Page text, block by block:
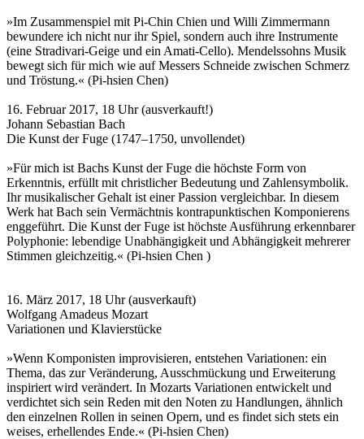
»Im Zusammenspiel mit Pi-Chin Chien und Willi Zimmermann
bewundere ich nicht nur ihr Spiel, sondern auch ihre Instrumente
(eine Stradivari-Geige und ein Amati-Cello). Mendelssohns Musik
bewegt sich für mich wie auf Messers Schneide zwischen Schmerz
und Tröstung.« (Pi-hsien Chen)
16. Februar 2017, 18 Uhr (ausverkauft!)
Johann Sebastian Bach
Die Kunst der Fuge (1747–1750, unvollendet)
»Für mich ist Bachs Kunst der Fuge die höchste Form von
Erkenntnis, erfüllt mit christlicher Bedeutung und Zahlensymbolik.
Ihr musikalischer Gehalt ist einer Passion vergleichbar. In diesem
Werk hat Bach sein Vermächtnis kontrapunktischen Komponierens
enggeführt. Die Kunst der Fuge ist höchste Ausführung erkennbarer
Polyphonie: lebendige Unabhängigkeit und Abhängigkeit mehrerer
Stimmen gleichzeitig.« (Pi-hsien Chen )
16. März 2017, 18 Uhr (ausverkauft)
Wolfgang Amadeus Mozart
Variationen und Klavierstücke
»Wenn Komponisten improvisieren, entstehen Variationen: ein
Thema, das zur Veränderung, Ausschmückung und Erweiterung
inspiriert wird verändert. In Mozarts Variationen entwickelt und
verdichtet sich sein Reden mit den Noten zu Handlungen, ähnlich
den einzelnen Rollen in seinen Opern, und es findet sich stets ein
weises, erhellendes Ende.« (Pi-hsien Chen)